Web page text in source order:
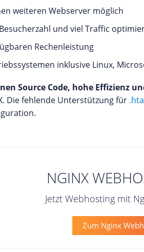
weiteren Webserver möglich
und viel Traffic
Rechenleistung
inklusive Linux,
Source Code, hohe Effizienz
Die fehlende Unterstützung für
NGINX
Jetzt Webhosting mit
Zum Nginx